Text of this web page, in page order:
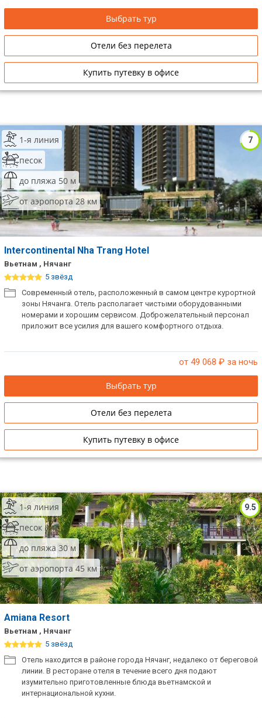
Выбрать тур
Отели без перелета
Купить путевку в офисе
7
1-я линия
песок
до пляжа 50 м
от аэропорта 28 км
Intercontinental Nha Trang Hotel
Вьетнам , Нячанг
5 звёзд
Современный отель, расположенный в самом центре курортной
зоны Нячанга. Отель располагает чистыми оборудованными
номерами и хорошим сервисом. Доброжелательный персонал
приложит все усилия для вашего комфортного отдыха.
от 49 068 ₽ за ночь
Выбрать тур
Отели без перелета
Купить путевку в офисе
9.5
1-я линия
песок
до пляжа 30 м
от аэропорта 45 км
Amiana Resort
Вьетнам , Нячанг
5 звёзд
Отель находится в районе города Нячанг, недалеко от береговой
линии. В ресторане отеля в течение всего дня подают
изумительно приготовленные блюда вьетнамской и
интернациональной кухни.